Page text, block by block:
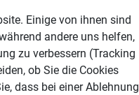
Einige von ihnen sind
andere uns helfen,
zu verbessern (Tracking
ob Sie die Cookies
dass bei einer Ablehnung